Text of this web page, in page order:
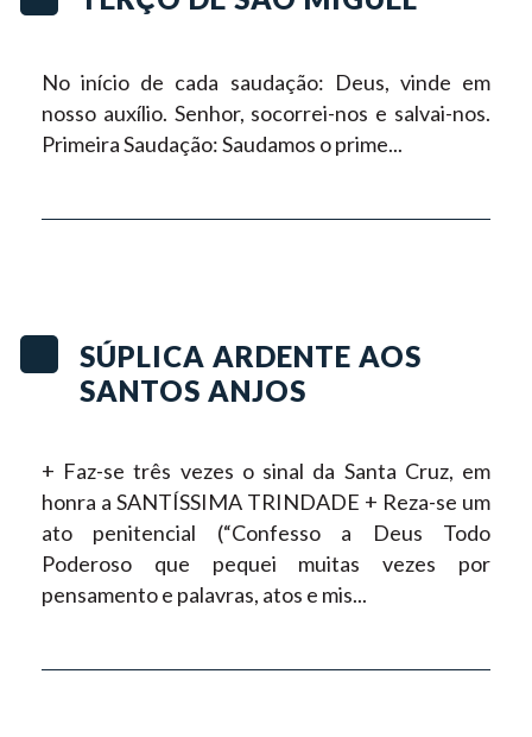
No início de cada saudação: Deus, vinde em
nosso auxílio. Senhor, socorrei-nos e salvai-nos.
Primeira Saudação:Saudamos o prime...
SÚPLICA ARDENTE AOS
SANTOS ANJOS
+ Faz-se três vezes o sinal da Santa Cruz, em
honra a SANTÍSSIMA TRINDADE + Reza-se um
ato penitencial (“Confesso a Deus Todo
Poderoso que pequei muitas vezes por
pensamento e palavras, atos e mis...